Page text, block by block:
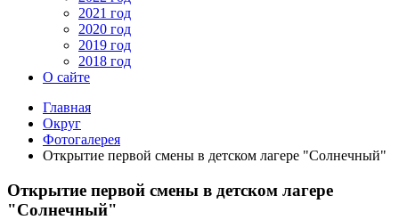
2021 год
2020 год
2019 год
2018 год
О сайте
Главная
Округ
Фотогалерея
Открытие первой смены в детском лагере "Солнечный"
Открытие первой смены в детском лагере
"Солнечный"